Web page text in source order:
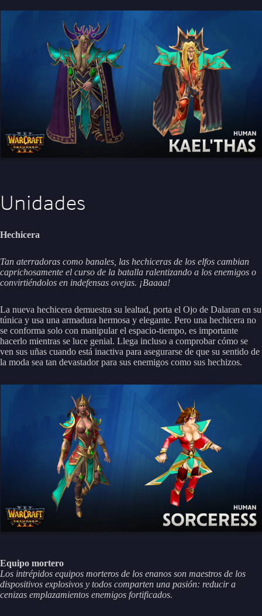
Unidades
Hechicera
Tan aterradoras como banales, las hechiceras de los elfos cambian
caprichosamente el curso de la batalla ralentizando a los enemigos o
convirtiéndolos en indefensas ovejas. ¡Baaaa!
La nueva hechicera demuestra su lealtad, porta el Ojo de Dalaran en su
túnica y usa una armadura hermosa y elegante. Pero una hechicera no
se conforma solo con manipular el espacio-tiempo, es importante
hacerlo mientras se luce genial. Llega incluso a comprobar cómo se
ven sus uñas cuando está inactiva para asegurarse de que su sentido de
la moda sea tan devastador para sus enemigos como sus hechizos.
Equipo mortero
Los intrépidos equipos morteros de los enanos son maestros de los
dispositivos explosivos y todos comparten una pasión: reducir a
cenizas emplazamientos enemigos fortificados.